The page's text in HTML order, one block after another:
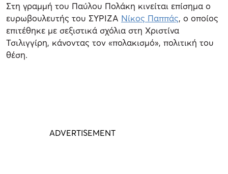
Στη γραμμή του Παύλου Πολάκη κινείται επίσημα ο
ευρωβουλευτής του ΣΥΡΙΖΑ Νίκος Παππάς, ο οποίος
επιτέθηκε με σεξιστικά σχόλια στη Χριστίνα
Τσιλιγγίρη, κάνοντας τον «πολακισμό», πολιτική του
θέση.